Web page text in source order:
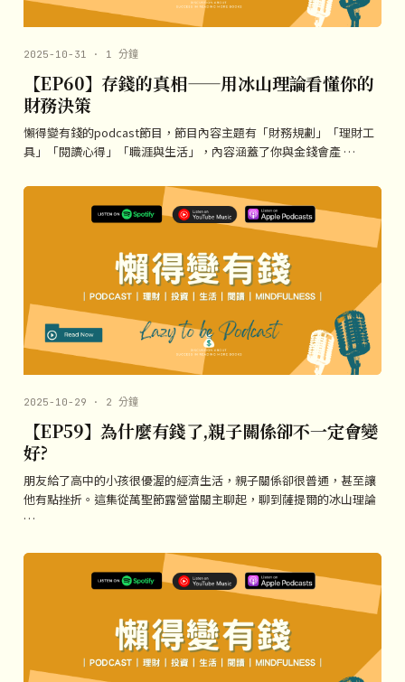
2025-10-31 · 1 分鐘
【EP60】存錢的真相——用冰山理論看懂你的
財務決策
懶得變有錢的podcast節目，節目內容主題有「財務規劃」「理財工
具」「閱讀心得」「職涯與生活」，內容涵蓋了你與金錢會產 …
2025-10-29 · 2 分鐘
【EP59】為什麼有錢了,親子關係卻不一定會變
好?
朋友給了高中的小孩很優渥的經濟生活，親子關係卻很普通，甚至讓
他有點挫折。這集從萬聖節露營當關主聊起，聊到薩提爾的冰山理論
…